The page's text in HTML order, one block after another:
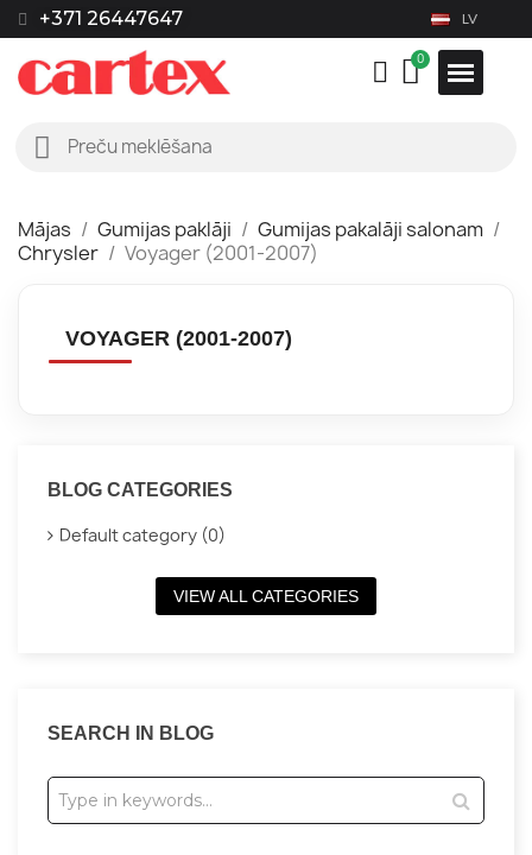
+371 26447647 LV
Mājas Gumijas paklāji
Gumijas pakalāji salonam
Chrysler
Voyager (2001-2007)
VOYAGER (2001-2007)
BLOG CATEGORIES
Default category (0)
VIEW ALL CATEGORIES
SEARCH IN BLOG